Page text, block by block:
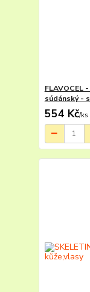
FLAVOCEL
súdánský -
554 Kč/ks